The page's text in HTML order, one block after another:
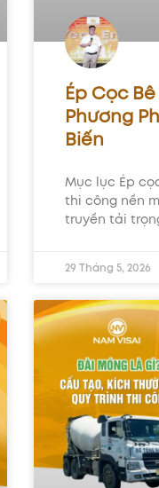
Ép Cọc
Phương
Biến
Mục lục Ép
thi công nền
truyền tải
29 Tháng 5, 2026